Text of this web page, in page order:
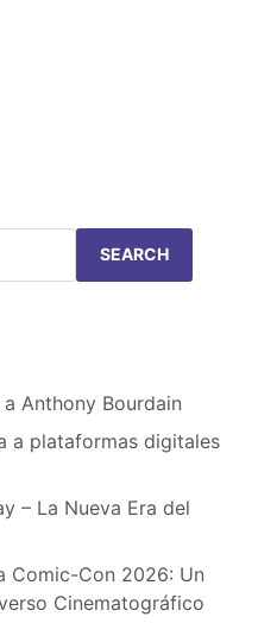
SEARCH
Anthony Bourdain
a plataformas digitales
– La Nueva Era del
Comic-Con 2026: Un
Cinematográfico